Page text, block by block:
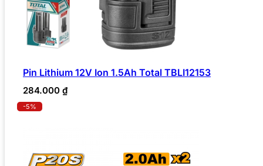
Pin Lithium 12V Ion 1.5Ah Total TBLI12153
284.000 ₫
-5%